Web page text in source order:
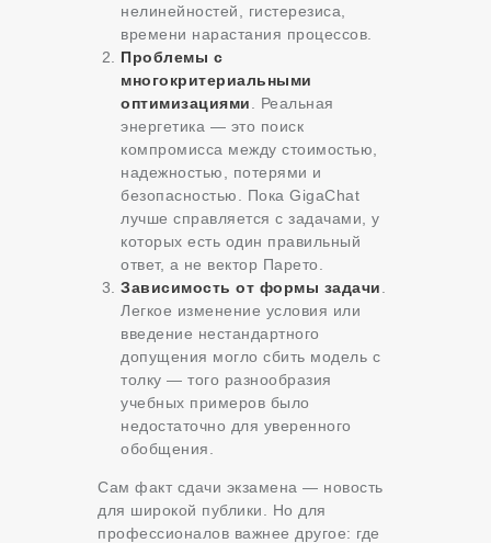
нелинейностей, гистерезиса,
времени нарастания процессов.
Проблемы с
многокритериальными
оптимизациями . Реальная
энергетика — это поиск
компромисса между стоимостью,
надежностью, потерями и
безопасностью. Пока GigaChat
лучше справляется с задачами, у
которых есть один правильный
ответ, а не вектор Парето.
Зависимость от формы задачи
Легкое изменение условия или
введение нестандартного
допущения могло сбить модель с
толку — того разнообразия
учебных примеров было
недостаточно для уверенного
обобщения.
Сам факт сдачи экзамена — новость
для широкой публики. Но для
профессионалов важнее другое: где